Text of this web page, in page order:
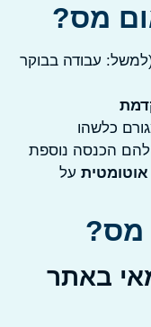
מס?
עבודה בבוקר
הכנסה נוספת
על
באתר